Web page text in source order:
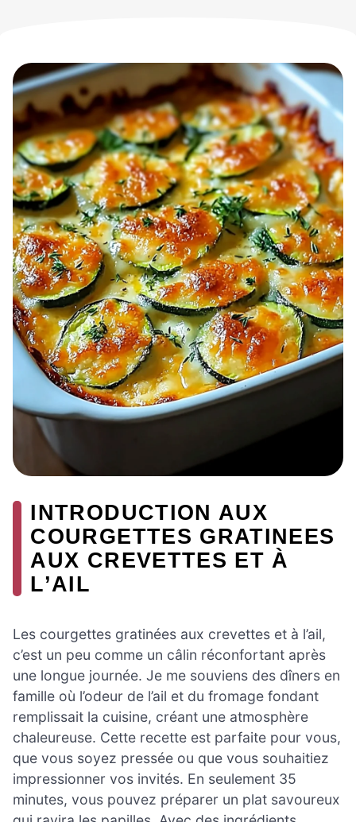
INTRODUCTION AUX
COURGETTES GRATINEES
AUX CREVETTES ET À
L’AIL
Les courgettes gratinées aux crevettes et à l’ail,
c’est un peu comme un câlin réconfortant après
une longue journée. Je me souviens des dîners en
famille où l’odeur de l’ail et du fromage fondant
remplissait la cuisine, créant une atmosphère
chaleureuse. Cette recette est parfaite pour vous,
que vous soyez pressée ou que vous souhaitiez
impressionner vos invités. En seulement 35
minutes, vous pouvez préparer un plat savoureux